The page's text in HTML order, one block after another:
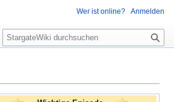
Wer ist online? Anmelden
S
u
e